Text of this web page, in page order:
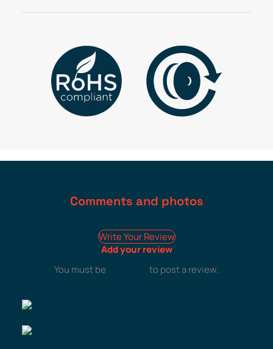
Comments and photos
Write Your Review
Add your review
You must be
to post a review.